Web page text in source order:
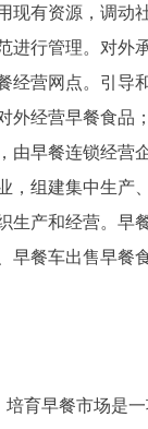
有资源，调动社
进行管理。对外
经营网点。引导
外经营早餐食品
由早餐连锁经营
，组建集中生产
生产和经营。早
早餐车出售早
早餐市场是一